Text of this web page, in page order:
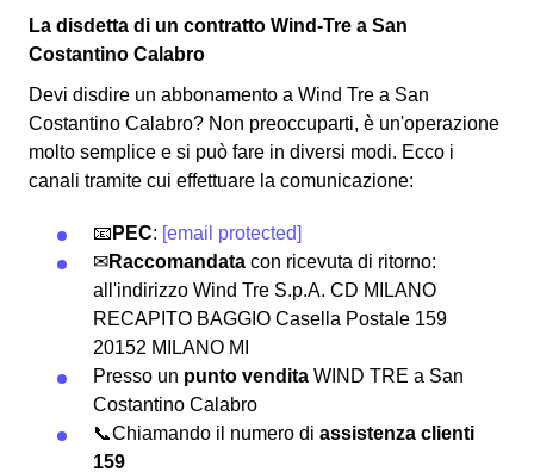
La disdetta di un contratto Wind-Tre a San
Costantino Calabro
Devi disdire un abbonamento a Wind Tre a San
Costantino Calabro? Non preoccuparti, è un'operazione
molto semplice e si può fare in diversi modi. Ecco i
canali tramite cui effettuare la comunicazione:
📧 PEC: [email protected]
✉Raccomandata con ricevuta di ritorno:
all'indirizzo Wind Tre S.p.A. CD MILANO
RECAPITO BAGGIO Casella Postale 159
20152 MILANO MI
Presso un punto vendita WIND TRE a San
Costantino Calabro
📞Chiamando il numero di assistenza clienti
159